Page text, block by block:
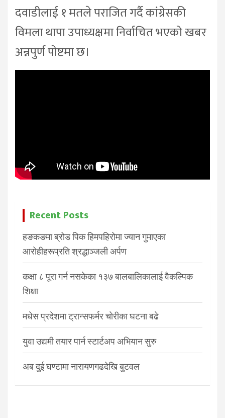
दवाडीलाई १ मतले पराजित गर्दै कांग्रेसकी
विमला थापा उपाध्यक्षमा निर्वाचित भएको खबर
अन्नपुर्ण पोष्टमा छ।
Recent Posts
हङकङमा ब्रोड पिक हिमपहिरोमा ज्यान गुमाएका
आरोहीहरूप्रति श्रद्धाञ्जली अर्पण
कक्षा ८ पूरा गर्न नसकेका १३७ बालबालिकालाई वैकल्पिक
शिक्षा
मधेस प्रदेशमा ट्रान्सफर्मर चोरीका घटना बढे
युवा उद्यमी तयार पार्न स्टार्टअप अभियान सुरु
अब दुई घण्टामा नारायणगढदेखि बुटवल